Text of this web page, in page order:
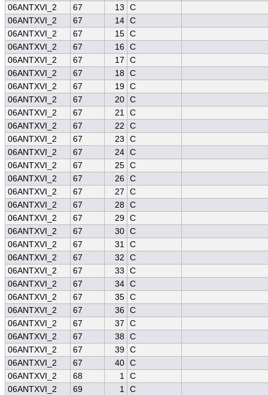
06ANTXVI_2
67 13
C
06ANTXVI_2
67 14 C
06ANTXVI_2
67 15 C
06ANTXVI_2
67 16 C
06ANTXVI_2
67 17
C
06ANTXVI_2
67 18
C
06ANTXVI_2
67 19 C
06ANTXVI_2
67 20 C
06ANTXVI_2
67 21 C
06ANTXVI_2
67 22
C
06ANTXVI_2
67 23
C
06ANTXVI_2
67 24 C
06ANTXVI_2
67 25 C
06ANTXVI_2
67 26 C
06ANTXVI_2
67 27
C
06ANTXVI_2
67 28
C
06ANTXVI_2
67 29 C
06ANTXVI_2
67 30 C
06ANTXVI_2
67 31 C
06ANTXVI_2
67 32
C
06ANTXVI_2
67 33
C
06ANTXVI_2
67 34 C
06ANTXVI_2
67 35 C
06ANTXVI_2
67 36 C
06ANTXVI_2
67 37
C
06ANTXVI_2
67 38
C
06ANTXVI_2
67 39 C
06ANTXVI_2
67 40 C
06ANTXVI_2
68 1 C
06ANTXVI_2
69 1 C